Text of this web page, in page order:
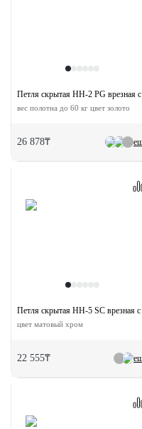
Петля скрытая HH-2 PG врезная с
вес полотна до 60 кг цвет золото
26 878₸
Петля скрытая HH-5 SC врезная с
цвет матовый хром
22 555₸